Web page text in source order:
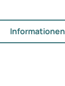
Informationen